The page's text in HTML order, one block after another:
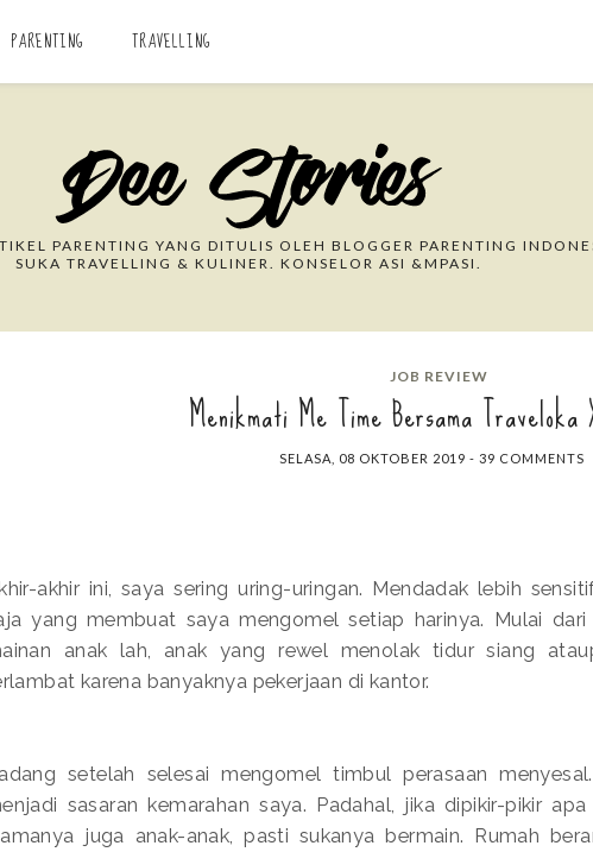
PARENTING TRAVELLING
Search This Blog
PARENTING YANG DITULIS OLEH BLOGGER PARENTING
SUKA TRAVELLING & KULINER. KONSELOR ASI &MPASI.
JOB REVIEW
Menikmati Me Time Bersama
SELASA, 08 OKTOBER 2019 - 39 COMMENTS
akhir ini, saya sering uring-uringan. Mendadak lebih
yang membuat saya mengomel setiap harinya. Mulai
anak lah, anak yang rewel menolak tidur siang
karena banyaknya pekerjaan di kantor.
setelah selesai mengomel timbul perasaan
sasaran kemarahan saya. Padahal, jika dipikir-pikir
juga anak-anak, pasti sukanya bermain. Rumah